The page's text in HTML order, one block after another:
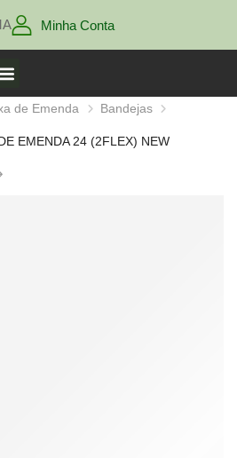
Minha Conta
de Emenda Bandejas
EMENDA 24 (2FLEX) NEW